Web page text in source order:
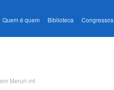
Quem é quem Biblioteca Congressos
Meruri-mt